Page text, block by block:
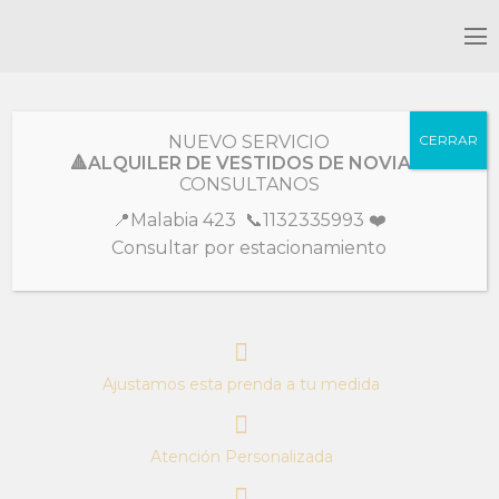
Ajustamos esta prenda a tu medida
Atención Personalizada
NUEVO SERVICIO
🔺ALQUILER DE VESTIDOS DE NOVIA🔺
CONSULTANOS
📍Malabia 423 📞1132335993 ❤️
Consultar por estacionamiento
CERRAR